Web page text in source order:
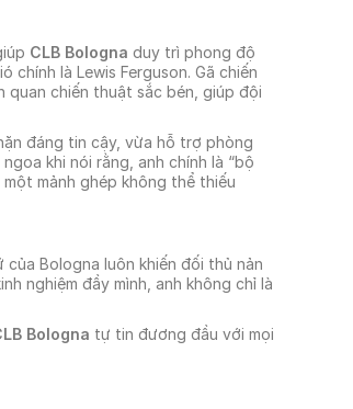
CLB Bologna duy trì phong độ
chính là Lewis Ferguson. Gã chiến
quan chiến thuật sắc bén, giúp đội
đáng tin cậy, vừa hỗ trợ phòng
khi nói rằng, anh chính là “bộ
một mảnh ghép không thể thiếu
Bologna luôn khiến đối thủ nản
nghiệm đầy mình, anh không chỉ là
Bologna tự tin đương đầu với mọi